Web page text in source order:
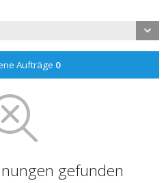
Aufträge 0
gefunden